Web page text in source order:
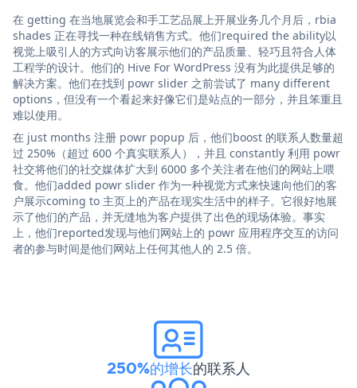
在 getting 在当地展览会和手工艺品展上开展业务几个月后，rbia
shades 正在寻找一种在线销售方式。他们required the ability以
视觉上吸引人的方式向访客展示他们的产品质量、轻巧且符合人体
工程学的设计。他们的 Hive For WordPress 没有为此提供足够的
解决方案。他们在找到 powr slider 之前尝试了 many different
options，但没有一个看起来好像它们是站点的一部分，并且笨重且
难以使用。
在 just months 注册 powr popup 后，他们boost 的联系人数量超
过 250%（超过 600 个真实联系人），并且 constantly 利用 powr
社交将他们的社交媒体扩大到 6000 多个关注者在他们的网站上喂
食。他们added powr slider 作为一种视觉方式来快速向他们的客
户展示coming to 主页上的产品在现实生活中的样子。它很好地展
示了他们的产品，并无缝地为客户提供了出色的现场体验。事实
上，他们reported发现与他们网站上的 powr 应用程序交互的访问
者的参与时间是他们网站上任何其他人的 2.5 倍。
250%的增长的联系人